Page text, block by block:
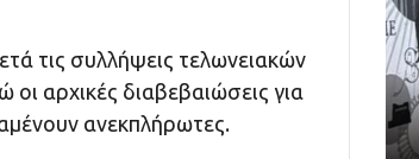
τις συλλήψεις τελωνειακών
αρχικές διαβεβαιώσεις για
ανεκπλήρωτες.